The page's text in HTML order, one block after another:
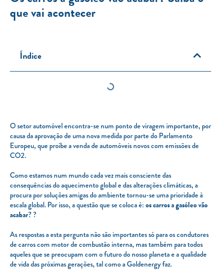
que vai acontecer
Índice
O setor automóvel encontra-se num ponto de viragem importante, por
causa da aprovação de uma nova medida por parte do Parlamento
Europeu, que proíbe a venda de automóveis novos com emissões de
CO2.
Como estamos num mundo cada vez mais consciente das
consequências do aquecimento global e das alterações climáticas, a
procura por soluções amigas do ambiente tornou-se uma prioridade à
escala global. Por isso, a questão que se coloca é:os carros a gasóleo vão
acabar? ?
As respostas a esta pergunta não são importantes só para os condutores
de carros com motor de combustão interna, mas também para todos
aqueles que se preocupam com o futuro do nosso planeta e a qualidade
de vida das próximas gerações, tal como a Goldenergy faz.